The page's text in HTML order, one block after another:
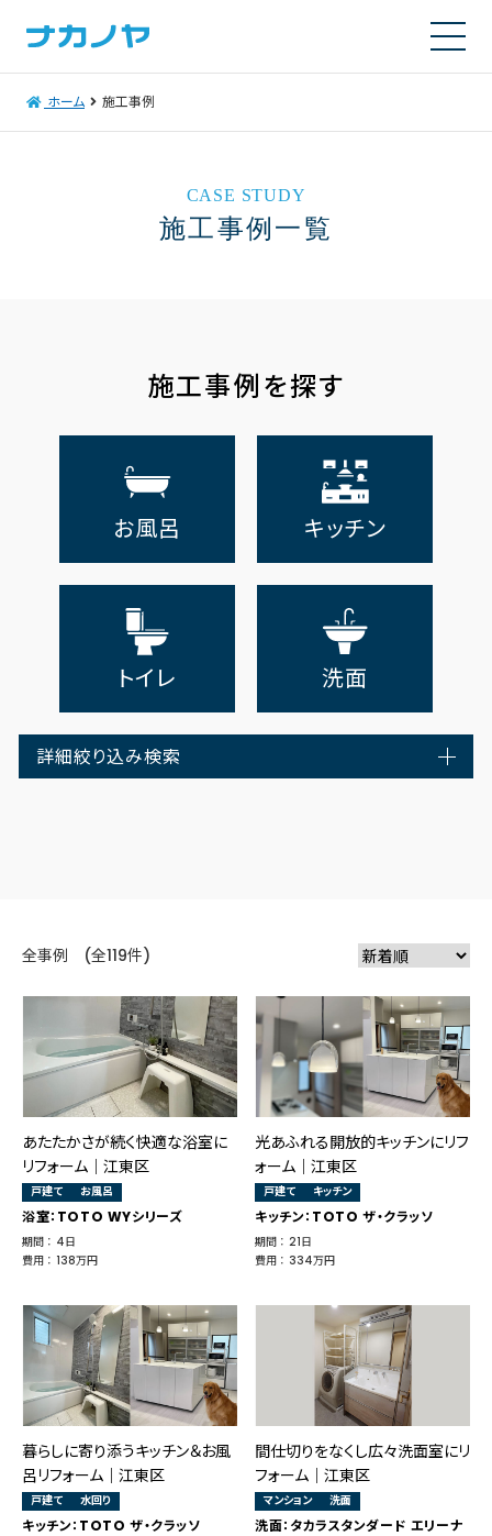
ホーム 施工事例
CASE STUDY
施工事例一覧
施工事例を探す
お風呂 キッチン
トイレ 洗面
詳細絞り込み検索
全事例 (全119件)
あたたかさが続く快適な浴室に
リフォーム｜江東区
戸建て お風呂
浴室：TOTO WYシリーズ
期間 ： 4日
費用 ： 138万円
光あふれる開放的キッチンにリフ
ォーム｜江東区
戸建て キッチン
キッチン：TOTO ザ・クラッソ
期間 ： 21日
費用 ： 334万円
暮らしに寄り添うキッチン＆お風
呂リフォーム｜江東区
戸建て 水回り
キッチン：TOTO ザ・クラッソ
間仕切りをなくし広々洗面室にリ
フォーム｜江東区
マンション 洗面
洗面：タカラスタンダード エリーナ